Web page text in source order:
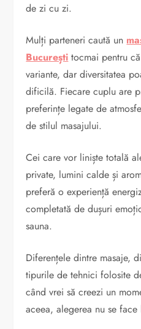
de zi cu zi.
Mulți parteneri caută un
București tocmai pentru
variante, dar diversitatea
dificilă. Fiecare cuplu are
preferințe legate de
de stilul masajului.
Cei care vor liniște totală
private, lumini calde și
preferă o experiență
completată de dușuri
sauna.
Diferențele dintre masaje,
tipurile de tehnici folosite
când vrei să creezi un
aceea, alegerea nu se